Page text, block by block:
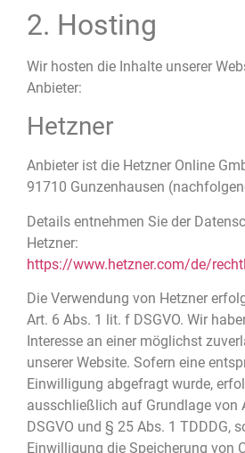
2. Hosting
Wir hosten die Inhalte unserer
Anbieter:
Hetzner
Anbieter ist die Hetzner Online
91710 Gunzenhausen
Details entnehmen Sie der
Hetzner:
https://www.hetzner.com/de/
Die Verwendung von Hetzner
Art. 6 Abs. 1 lit. f DSGVO. Wir
Interesse an einer möglichst
unserer Website. Sofern eine
Einwilligung abgefragt wurde,
ausschließlich auf Grundlage von
DSGVO und § 25 Abs. 1 TDDDG,
Einwilligung die Speicherung von